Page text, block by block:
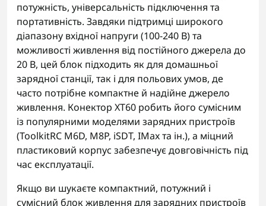
потужність, універсальність підключення та
портативність. Завдяки підтримці широкого
діапазону вхідної напруги (100-240 В) та
можливості живлення від постійного джерела до
20 В, цей блок підходить як для домашньої
зарядної станції, так і для польових умов, де
часто потрібне компактне й надійне джерело
живлення. Конектор XT60 робить його сумісним
із популярними моделями зарядних пристроїв
(ToolkitRC M6D, M8P, iSDT, IMax та ін.), а міцний
пластиковий корпус забезпечує довговічність під
час експлуатації.
Якщо ви шукаєте компактний, потужний і
сумісний блок живлення для зарядних пристроїв